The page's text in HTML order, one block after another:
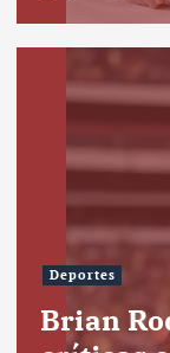
Deportes
Brian